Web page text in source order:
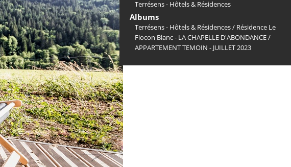
Terrésens - Hôtels & Résidences
Albums
Terrésens - Hôtels & Résidences/ Résidence Le
Flocon Blanc - LA CHAPELLE D'ABONDANCE/
APPARTEMENT TEMOIN - JUILLET 2023